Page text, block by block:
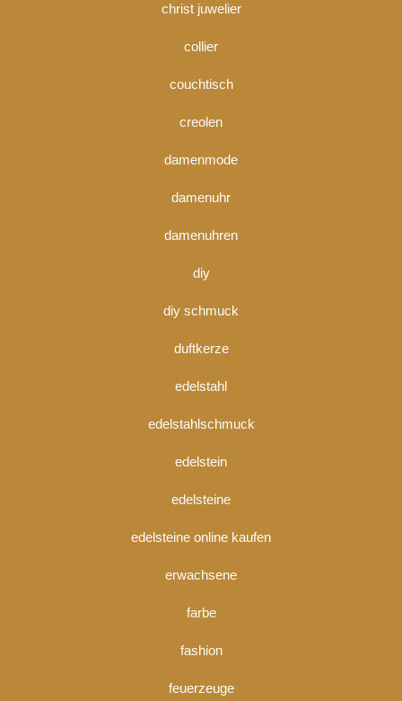
christ juwelier
collier
couchtisch
creolen
damenmode
damenuhr
damenuhren
diy
diy schmuck
duftkerze
edelstahl
edelstahlschmuck
edelstein
edelsteine
edelsteine online kaufen
erwachsene
farbe
fashion
feuerzeuge